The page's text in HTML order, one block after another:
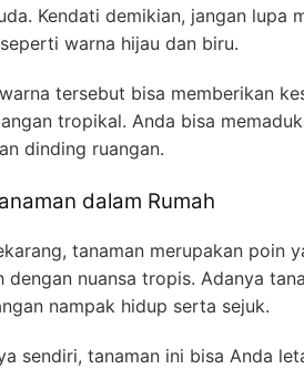
Kendati demikian, jangan lupa
warna hijau dan biru.
tersebut bisa memberikan
tropikal. Anda bisa
dinding ruangan.
dalam Rumah
tanaman merupakan poin
dengan nuansa tropis. Adanya
nampak hidup serta sejuk.
sendiri, tanaman ini bisa Anda